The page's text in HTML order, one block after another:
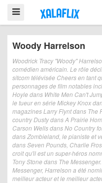
Woody Harrelson
Woodrick Tracy "Woody"
comédien américain. Le rôle
sitcom télévisée Cheers en tant
personnages de film notables
Hoyle dans White Men Can't
le tueur en série Mickey Knox
magazines Larry Flynt dans The
country Dusty dans A Prairie
Carson Wells dans No Country
dans Zombieland, le pianiste et
dans Seven Pounds, Charlie
croit qu'il est un super-héros
Tony Stone dans The
Messenger, Harrelson a été
meilleur acteur et le meilleur